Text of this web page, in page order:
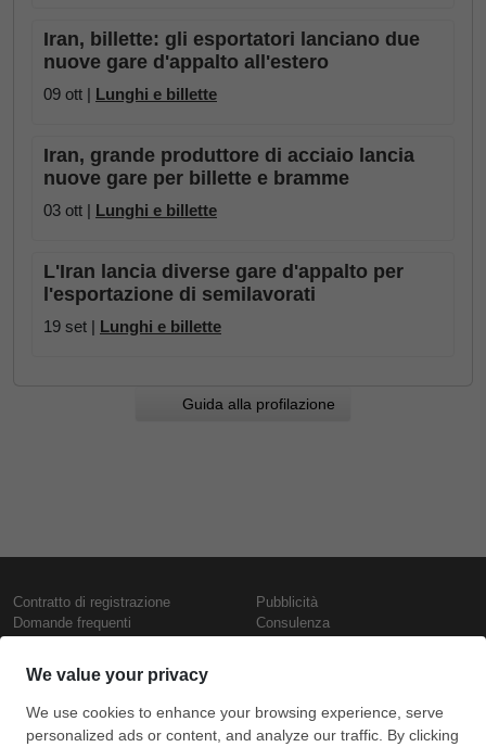
Iran, billette: gli esportatori lanciano due
nuove gare d'appalto all'estero
09 ott | Lunghi e billette
Iran, grande produttore di acciaio lancia
nuove gare per billette e bramme
03 ott | Lunghi e billette
L'Iran lancia diverse gare d'appalto per
l'esportazione di semilavorati
19 set | Lunghi e billette
Guida alla profilazione
Contratto di registrazione
Domande frequenti
Presentazione
Contattaci
Termini di utilizzo
Politica di riservatezza
Pubblicità
Consulenza